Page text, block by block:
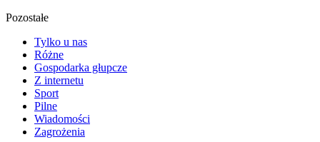
Pozostałe
Tylko u nas
Różne
Gospodarka głupcze
Z internetu
Sport
Pilne
Wiadomości
Zagrożenia